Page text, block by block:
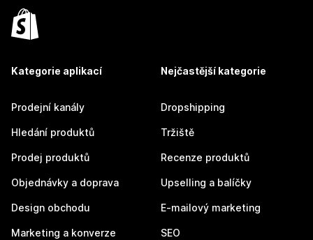
Kategorie aplikací
Prodejní kanály
Hledání produktů
Prodej produktů
Objednávky a doprava
Design obchodu
Marketing a konverze
Nejčastější kategorie
Dropshipping
Tržiště
Recenze produktů
Upselling a balíčky
E-mailový marketing
SEO